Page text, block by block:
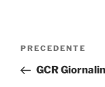
Navigazione
Articolo
precedente:
PRECEDENTE
GCR